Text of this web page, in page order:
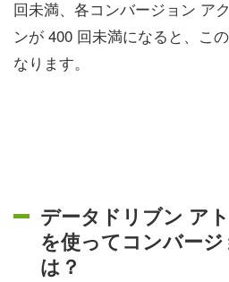
回未満、各コンバージョン ア
ンが 400 回未満になると、こ
なります。
データドリブン ア
を使ってコンバー
は？